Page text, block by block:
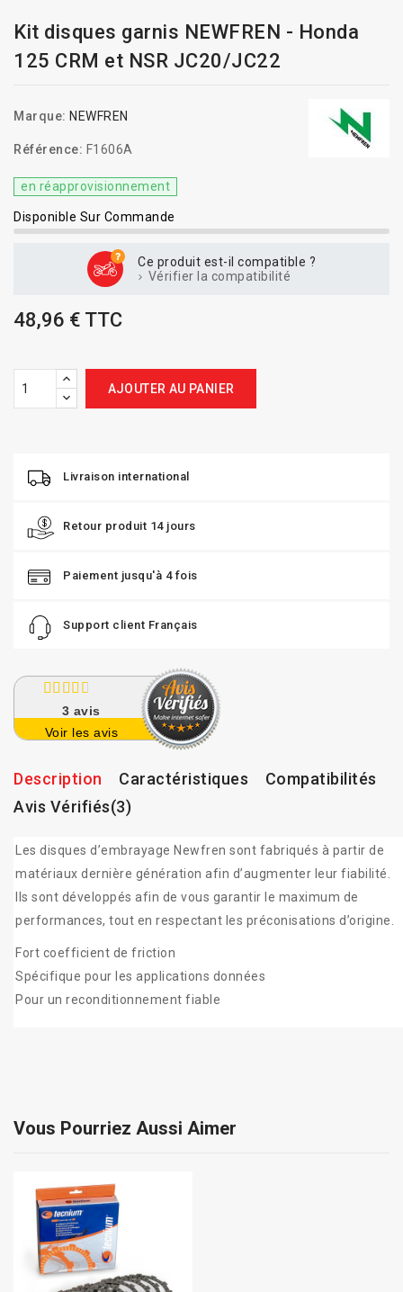
Kit disques garnis NEWFREN - Honda
125 CRM et NSR JC20/JC22
Marque: NEWFREN
Référence: F1606A
en réapprovisionnement
Disponible Sur Commande
Ce produit est-il compatible ?
Vérifier la compatibilité
48,96 € TTC
AJOUTER AU PANIER
Livraison international
Retour produit 14 jours
Paiement jusqu'à 4 fois
Support client Français
3 avis
Voir les avis
Description Caractéristiques
Compatibilités
Avis Vérifiés(3)
Les disques d’embrayage Newfren sont fabriqués à partir de
matériaux dernière génération afin d’augmenter leur fiabilité.
Ils sont développés afin de vous garantir le maximum de
performances, tout en respectant les préconisations d’origine.
Fort coefficient de friction
Spécifique pour les applications données
Pour un reconditionnement fiable
Vous Pourriez Aussi Aimer